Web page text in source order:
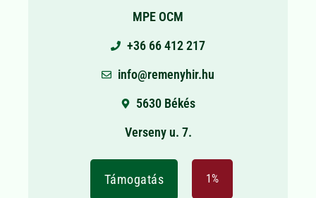
MPE OCM
+36 66 412 217
info@remenyhir.hu
5630 Békés
Verseny u. 7.
Támogatás 1%